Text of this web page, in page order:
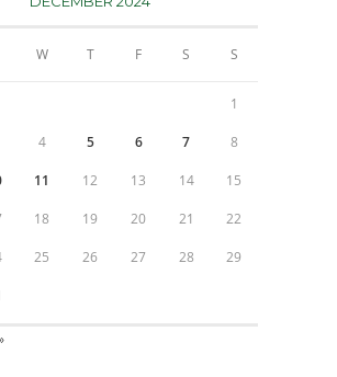
W T F S S
1
4 5 6 7 8
11 12 13 14 15
18 19 20 21 22
25 26 27 28 29